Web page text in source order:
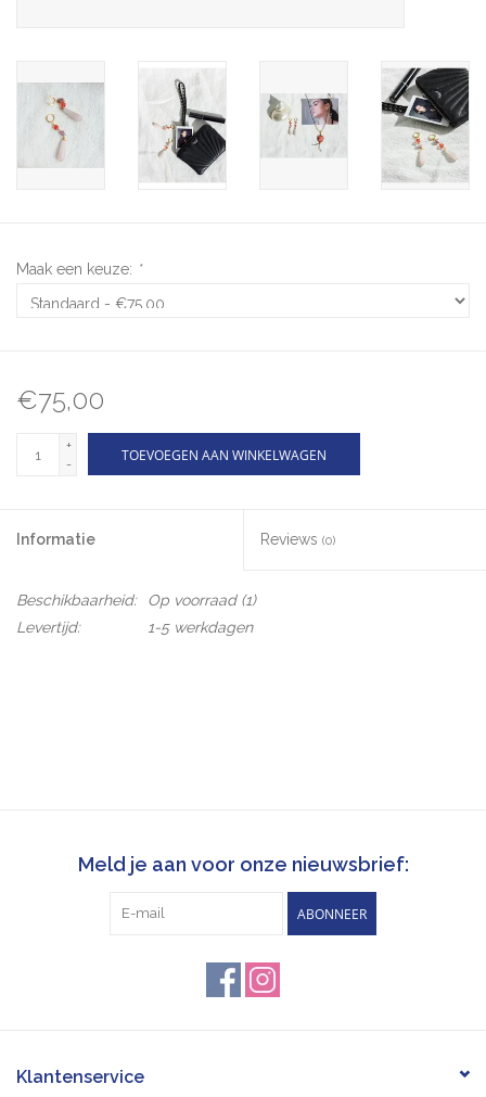
Maak een keuze: *
€75,00
+
-
TOEVOEGEN AAN WINKELWAGEN
Informatie Reviews (0)
Beschikbaarheid: Op voorraad(1)
Levertijd:
1-5 werkdagen
Meld je aan voor onze nieuwsbrief:
ABONNEER
Klantenservice